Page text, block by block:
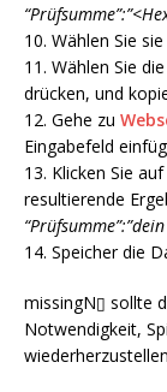
10. Wählen Sie
11. Wählen Sie
drücken, und
12. Gehe zu
Eingabefeld
13. Klicken Sie
resultierende
14. Speicher die
missingN▯ sollte
Notwendigkeit,